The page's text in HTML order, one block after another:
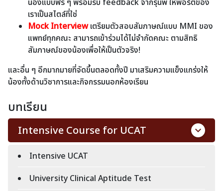
เราเป็นสไตล์ที่ใช่
Mock Interviewเตรียมตัวสอบสัมภาษณ์แบบ MMI ของ
แพทย์ทุกคณะ สามารถเข้าร่วมได้ไม่จำกัดคณะ ตามสิทธิ
สัมภาษณ์ของน้องเพื่อให้เป็นตัวจริง!
และอื่น ๆ อีกมากมายที่จัดขึ้นตลอดทั้งปี มาเสริมความแข็งแกร่งให้
น้องทั้งด้านวิชาการและกิจกรรมนอกห้องเรียน
บทเรียน
Intensive Course for UCAT
Intensive UCAT
University Clinical Aptitude Test